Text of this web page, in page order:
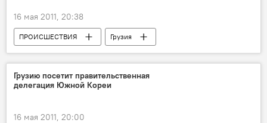
16 мая 2011, 20:38
ПРОИСШЕСТВИЯ
Грузия
НОВОСТИ
Грузию посетит правительственная
делегация Южной Кореи
16 мая 2011, 20:00